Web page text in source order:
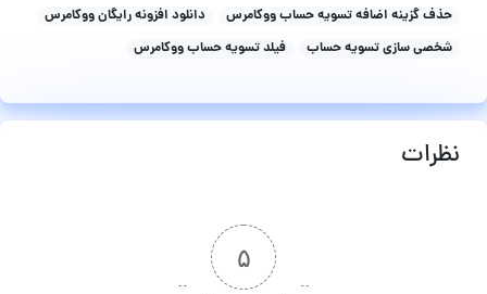
حذف گزینه اضافه تسویه حساب ووکامرس
دانلود افزونه رایگان ووکامرس
شخصی سازی تسویه حساب
فیلد تسویه حساب ووکامرس
نظرات
۵